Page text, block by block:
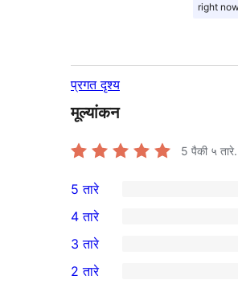
right
प्रगत दृश्य
मूल्यांकन
5 पैकी ५ तारे.
2
5-
तारांकित
परीक्षणे
5 तारे
4-
तारांकित
4 तारे
0
3-
3 तारे
2 तारे